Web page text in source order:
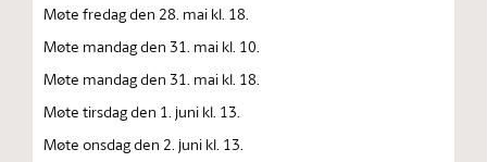
Møte fredag den 28. mai kl. 18.
Møte mandag den 31. mai kl. 10.
Møte mandag den 31. mai kl. 18.
Møte tirsdag den 1. juni kl. 13.
Møte onsdag den 2. juni kl. 13.